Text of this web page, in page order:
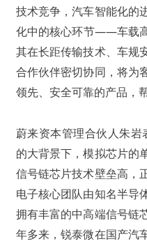
技术竞争，汽车智能化的
化中的核心环节——车载
其在长距传输技术、车规
合作伙伴密切协同，将为
领先、安全可靠的产品，
蔚来资本管理合伙人朱岩
的大背景下，模拟芯片的
信号链芯片技术壁垒高，
电子核心团队由知名半导
拥有丰富的中高端信号链
年多来，锐泰微在国产汽